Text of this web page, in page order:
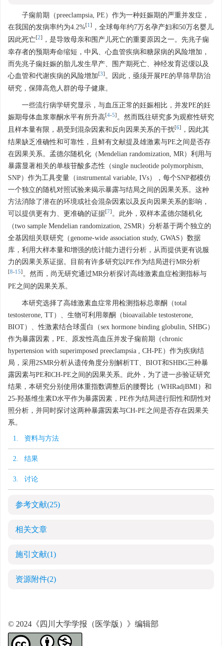
子痫前期（preeclampsia, PE）作为一种妊娠期的严重并发症，
在我国的发病率约为4.2%[1]
，全球每年约7万名孕产妇和50万名婴儿
因此死亡[2]
，是导致母亲和围产儿死亡的重要原因之一。先兆子痫
幸存者的预期寿命缩短，中风、心血管疾病和糖尿病的风险增加，
而先兆子痫妊娠的胎儿发生早产、围产期死亡、神经发育迟缓以及
心血管和代谢疾病的风险增加[3] 。因此，亟须开展PE的早筛早防治
研究，保障高危人群的母子健康。
一些流行病学研究显示，与血压正常的妊娠相比，并发PE的妊
娠期母体血浆睾酮水平有所升高[4-5] 。然而既往研究多为观察性研究
且样本量有限，易受到混杂因素和反向因果关系的干扰[6]
，因此其
结果缺乏准确性和可靠性，且鲜有文献提及雄激素与PE之间是否存
在因果关系。孟德尔随机化（Mendelian randomization, MR）利用与
暴露显著相关的单核苷酸多态性（single nucleotide polymorphism,
SNP）作为工具变量（instrumental variable, IVs），每个SNP都模仿
一个独立的随机对照试验来揭示暴露与结局之间的因果关系。这种
方法消除了潜在的环境或社会混杂因素以及反向因果关系的影响，
可以提供更有力、更准确的证据[7] 。此外，双样本孟德尔随机化
（two sample Mendelian randomization, 2SMR）分析基于两个独立的
全基因组关联研究（genome-wide association study, GWAS）数据
库，利用大样本量和增强的统计能力进行分析，从而提供更有说服
力的因果关系证据。目前有许多研究以PE作为结局进行MR分析
[8-15] 。然而，尚无研究通过MR分析探讨高雄激素血症检测指标与
PE之间的因果关系。
本研究选择了高雄激素血症常用检测指标总睾酮（total
testosterone, TT）、生物可利用睾酮（bioavailable testosterone,
BIOT）、性激素结合球蛋白（sex hormone binding globulin, SHBG）
作为暴露因素，PE、原发性高血压并发子痫前期（chronic
hypertension with superimposed preeclampsia , CH-PE）作为疾病结
局，采用2SMR分析从遗传角度分别解析TT、BIOT和SHBG三种暴
露因素与PE和CH-PE之间的因果关系。此外，为了进一步验证研究
结果，本研究分别使用体重指数调整后的腰臀比（WHRadjBMI）和
25-羟基维生素D水平作为暴露因素，PE作为结局进行阳性和阴性对
照分析，并同时探讨这两种暴露因素与CH-PE之间是否存在因果关
系。
1. 资料与方法
2. 结果
3. 讨论
参考文献(25)
相关文章
施引文献(1)
资源附件(2)
© 2024《四川大学学报（医学版）》编辑部